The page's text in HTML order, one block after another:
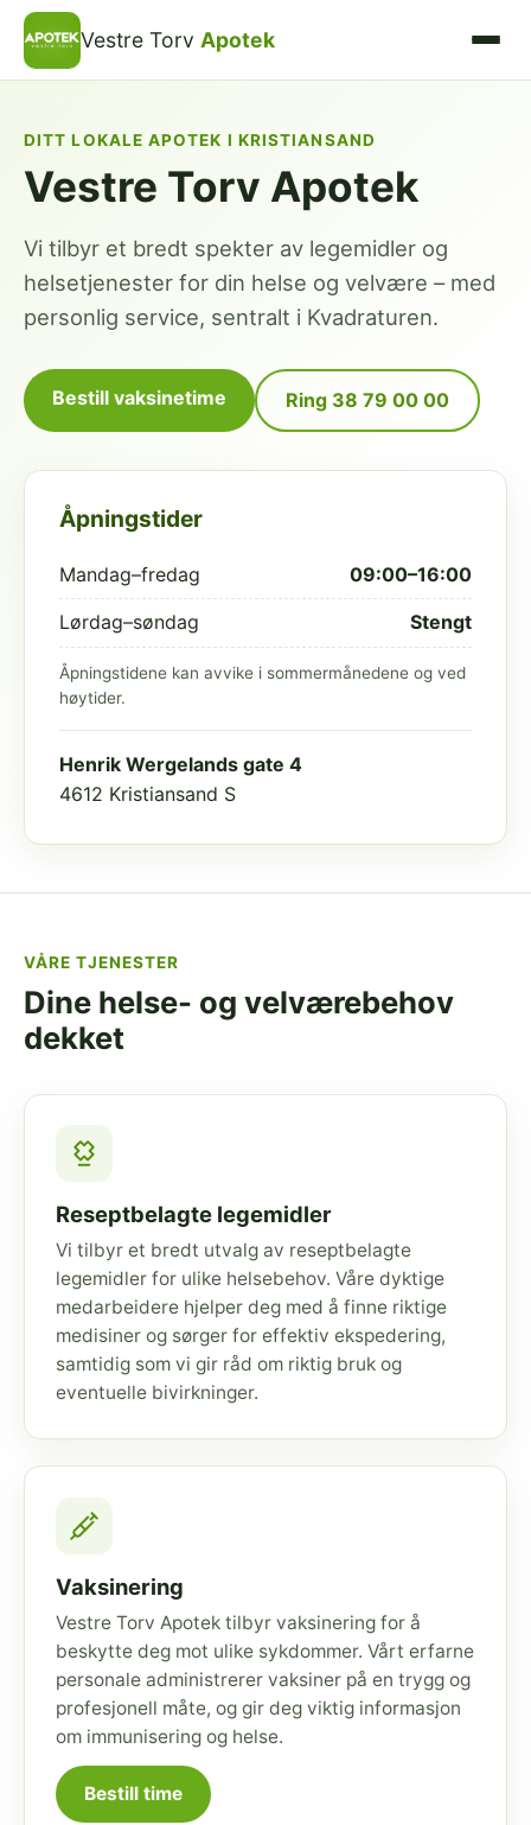
Vestre Torv Apotek
DITT LOKALE APOTEK I KRISTIANSAND
Vestre Torv Apotek
Vi tilbyr et bredt spekter av legemidler og
helsetjenester for din helse og velvære – med
personlig service, sentralt i Kvadraturen.
Bestill vaksinetime Ring 38 79 00 00
Åpningstider
Mandag–fredag 09:00–16:00
Lørdag–søndag Stengt
Åpningstidene kan avvike i sommermånedene og ved
høytider.
Henrik Wergelands gate 4
4612 Kristiansand S
VÅRE TJENESTER
Dine helse- og velværebehov
dekket
Reseptbelagte legemidler
Vi tilbyr et bredt utvalg av reseptbelagte
legemidler for ulike helsebehov. Våre dyktige
medarbeidere hjelper deg med å finne riktige
medisiner og sørger for effektiv ekspedering,
samtidig som vi gir råd om riktig bruk og
eventuelle bivirkninger.
Vaksinering
Vestre Torv Apotek tilbyr vaksinering for å
beskytte deg mot ulike sykdommer. Vårt erfarne
personale administrerer vaksiner på en trygg og
profesjonell måte, og gir deg viktig informasjon
om immunisering og helse.
Bestill time